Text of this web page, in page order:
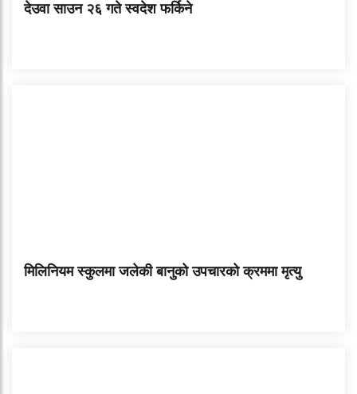
देउवा साउन २६ गते स्वदेश फर्किने
मिलिनियम स्कुलमा जलेकी बानुको उपचारको क्रममा मृत्यु